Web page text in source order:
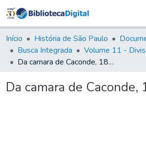
&
Coleções
Tudo na
Biblioteca
Estatísticas
Início História de São Paulo
Busca Integrada
Da camara de Caconde, 1865
Da camara de Caconde,